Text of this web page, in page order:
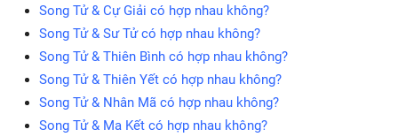
Song Tử & Cự Giải có hợp nhau không?
Song Tử & Sư Tử có hợp nhau không?
Song Tử & Thiên Bình có hợp nhau không?
Song Tử & Thiên Yết có hợp nhau không?
Song Tử & Nhân Mã có hợp nhau không?
Song Tử & Ma Kết có hợp nhau không?